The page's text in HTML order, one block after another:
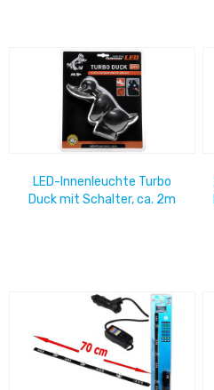
LED-Innenleuchte Turbo
Duck mit Schalter, ca. 2m